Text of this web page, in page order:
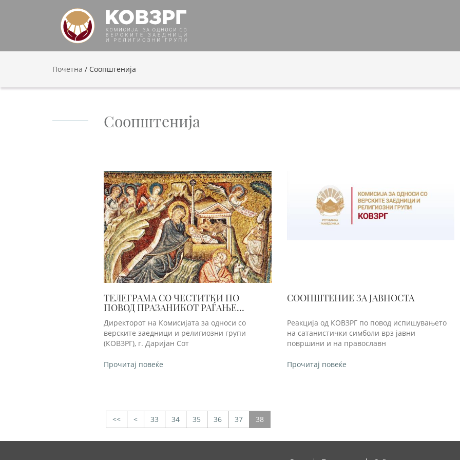
Почетна / Соопштенија
Соопштенија
ТЕЛЕГРАМА СО ЧЕСТИТКИ ПО
ПОВОД ПРАЗАНИКОТ РАЃАЊЕ
ХРИСТОВО ДО МПЦ-ОА
Директорот на Комисијата за односи со
верските заедници и религиозни групи
(КОВЗРГ), г. Даријан Сот
Прочитај повеќе
СООПШТЕНИЕ ЗА ЈАВНОСТА
Реакција од КОВЗРГ по повод испишувањето
на сатанистички симболи врз јавни
површини и на православн
Прочитај повеќе
>> < 33 34 35 36 37 38